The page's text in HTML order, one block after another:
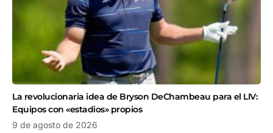
La revolucionaria idea de Bryson DeChambeau para el LIV:
Equipos con «estadios» propios
9 de agosto de 2026